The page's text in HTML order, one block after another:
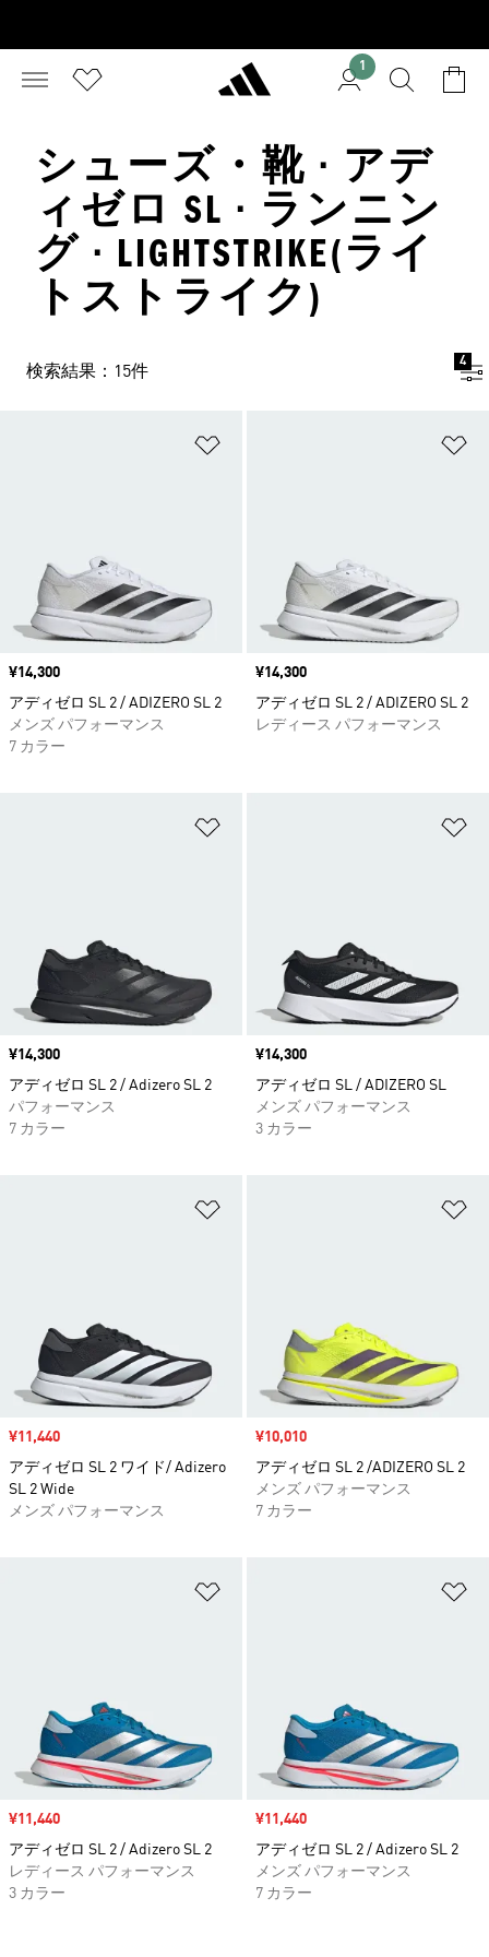
1
シューズ・靴 · アデ
ィゼロ SL · ランニン
グ · LIGHTSTRIKE(ライ
トストライク)
検索結果：15件
4
価格
¥14,300
アディゼロ SL 2 / ADIZERO SL 2
メンズ パフォーマンス
7 カラー
価格
¥14,300
アディゼロ SL 2 / ADIZERO SL 2
レディース パフォーマンス
価格
¥14,300
アディゼロ SL 2 / Adizero SL 2
パフォーマンス
7 カラー
価格
¥14,300
アディゼロ SL / ADIZERO SL
メンズ パフォーマンス
3 カラー
セール価格
¥11,440
アディゼロ SL 2 ワイド/ Adizero
SL 2 Wide
メンズ パフォーマンス
セール価格
¥10,010
アディゼロ SL 2 /ADIZERO SL 2
メンズ パフォーマンス
7 カラー
セール価格
¥11,440
アディゼロ SL 2 / Adizero SL 2
レディース パフォーマンス
3 カラー
セール価格
¥11,440
アディゼロ SL 2 / Adizero SL 2
メンズ パフォーマンス
7 カラー